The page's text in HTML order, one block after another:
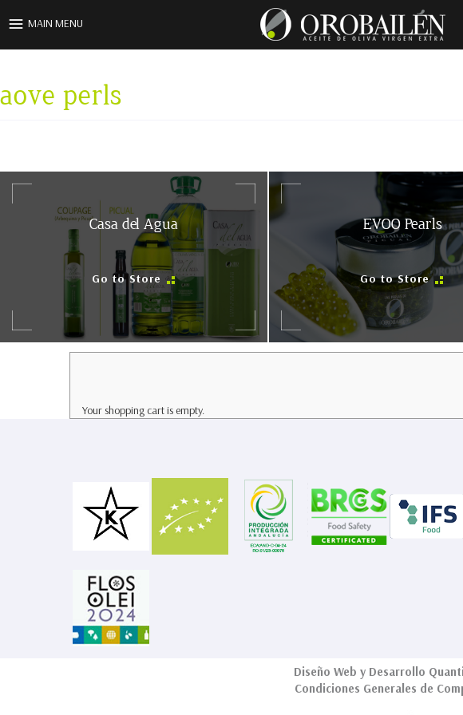
MAIN MENU
aove perls
Casa del Agua
Go to Store
EVOO Pearls
Go to Store
Your shopping cart is empty.
Diseño Web y Desarrollo
Condiciones Generales de